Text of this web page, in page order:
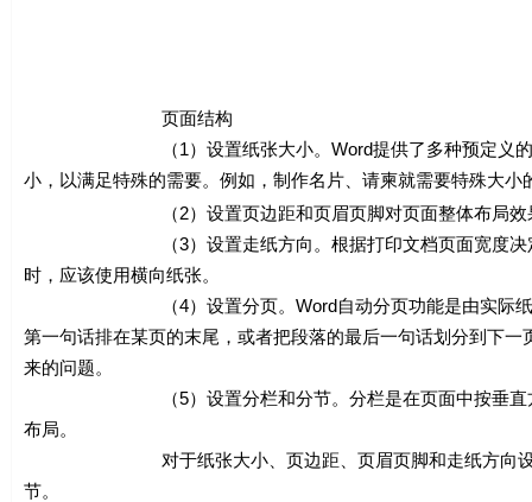
页面结构
（1）设置纸张大小。Word提供了多种预定义的纸型，
小，以满足特殊的需要。例如，制作名片、请柬就需要特殊大小
（2）设置页边距和页眉页脚对页面整体布局效果非
（3）设置走纸方向。根据打印文档页面宽度决定某页
时，应该使用横向纸张。
（4）设置分页。Word自动分页功能是由实际纸张大小
第一句话排在某页的末尾，或者把段落的最后一句话划分到下
来的问题。
（5）设置分栏和分节。分栏是在页面中按垂直方向对
布局。
对于纸张大小、页边距、页眉页脚和走纸方向设置相
节。